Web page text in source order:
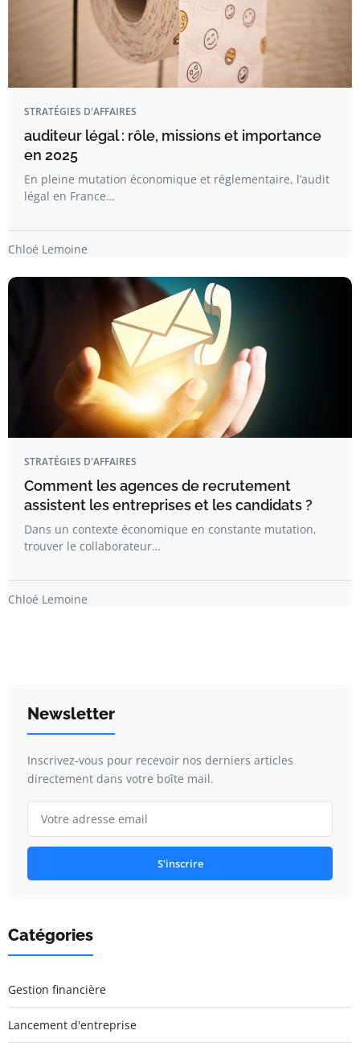
STRATÉGIES D'AFFAIRES
auditeur légal : rôle, missions et importance
en 2025
En pleine mutation économique et réglementaire, l’audit
légal en France…
Chloé Lemoine
STRATÉGIES D'AFFAIRES
Comment les agences de recrutement
assistent les entreprises et les candidats ?
Dans un contexte économique en constante mutation,
trouver le collaborateur…
Chloé Lemoine
Newsletter
Inscrivez-vous pour recevoir nos derniers articles
directement dans votre boîte mail.
S'inscrire
Catégories
Gestion financière
Lancement d'entreprise